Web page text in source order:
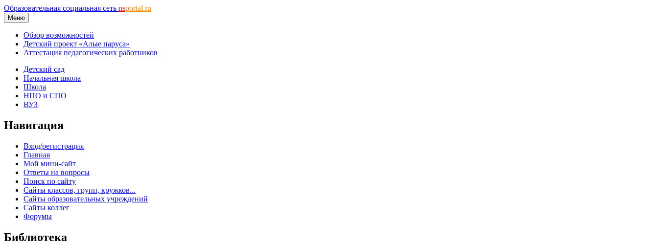
Образовательная социальная сеть nsportal.ru
Меню
Обзор возможностей
Детский проект «Алые паруса»
Аттестация педагогических работников
Детский сад
Начальная школа
Школа
НПО и СПО
ВУЗ
Навигация
Вход/регистрация
Главная
Мой мини-сайт
Ответы на вопросы
Поиск по сайту
Сайты классов, групп, кружков...
Сайты образовательных учреждений
Сайты коллег
Форумы
Библиотека